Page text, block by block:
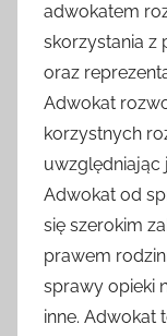
adwokatem
skorzystania z
oraz
Adwokat
korzystnych
uwzględniając
Adwokat od
się szerokim
prawem
sprawy opieki
inne. Adwokat